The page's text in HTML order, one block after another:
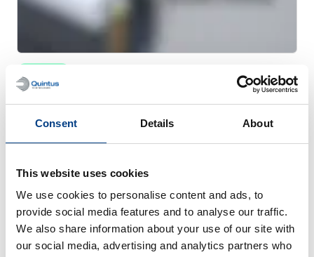
Consent Details About
This website uses cookies
We use cookies to personalise content and ads, to
provide social media features and to analyse our traffic.
We also share information about your use of our site with
our social media, advertising and analytics partners who
优化用温热等静压法加工的硫化物固态电池